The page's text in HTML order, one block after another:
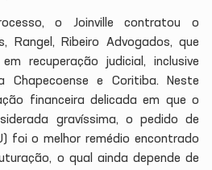
o Joinville contratou o
Rangel, Ribeiro Advogados, que
recuperação judicial, inclusive
e Coritiba. Neste
financeira delicada em que o
gravíssima, o pedido de
foi o melhor remédio encontrado
o qual ainda depende de